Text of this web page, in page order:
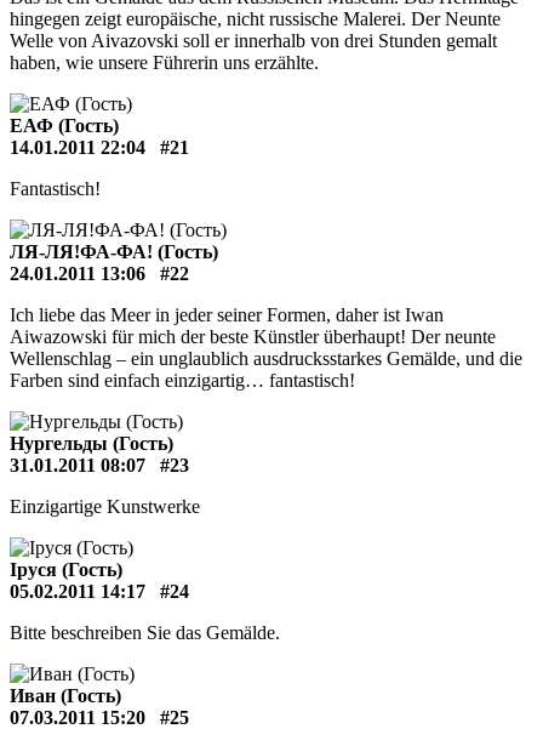
hingegen zeigt europäische, nicht russische Malerei. Der Neunte
Welle von Aivazovski soll er innerhalb von drei Stunden gemalt
haben, wie unsere Führerin uns erzählte.
ЕАФ (Гость)
14.01.2011 22:04
#21
Fantastisch!
ЛЯ-ЛЯ!ФА-ФА! (Гость)
24.01.2011 13:06
#22
Ich liebe das Meer in jeder seiner Formen, daher ist Iwan
Aiwazowski für mich der beste Künstler überhaupt! Der neunte
Wellenschlag – ein unglaublich ausdrucksstarkes Gemälde, und die
Farben sind einfach einzigartig… fantastisch!
Нургельды (Гость)
31.01.2011 08:07
#23
Einzigartige Kunstwerke
Іруся (Гость)
05.02.2011 14:17
#24
Bitte beschreiben Sie das Gemälde.
Иван (Гость)
07.03.2011 15:20
#25